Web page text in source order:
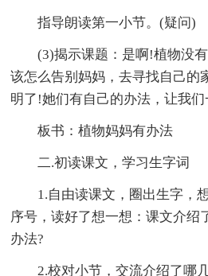
指导朗读第一小节。(疑问)
(3)揭示课题：是啊!植物没
该怎么告别妈妈，去寻找自己的
明了!她们有自己的办法，让我
板书：植物妈妈有办法
二.初读课文，学习生字词
1.自由读课文，圈出生字，
序号，读好了想一想：课文介绍
办法?
2.校对小节，交流介绍了哪